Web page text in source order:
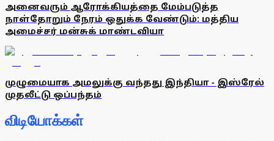
அனைவரும் ஆரோக்கியத்தை மேம்படுத்த
நாள்தோறும் நேரம் ஒதுக்க வேண்டும்: மத்திய
அமைச்சர் மன்சுக் மாண்டவியா
முழுமையாக அமலுக்கு வந்தது இந்தியா - இஸ்ரேல்
முதலீட்டு ஒப்பந்தம்
விடியோக்கள்